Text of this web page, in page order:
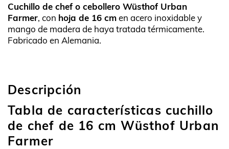
Cuchillo de chef o cebollero Wüsthof Urban
Farmer, con hoja de 16 cmen acero inoxidable y
mango de madera de haya tratada térmicamente.
Fabricado en Alemania.
Descripción
Tabla de características cuchillo
de chef de 16 cm Wüsthof Urban
Farmer